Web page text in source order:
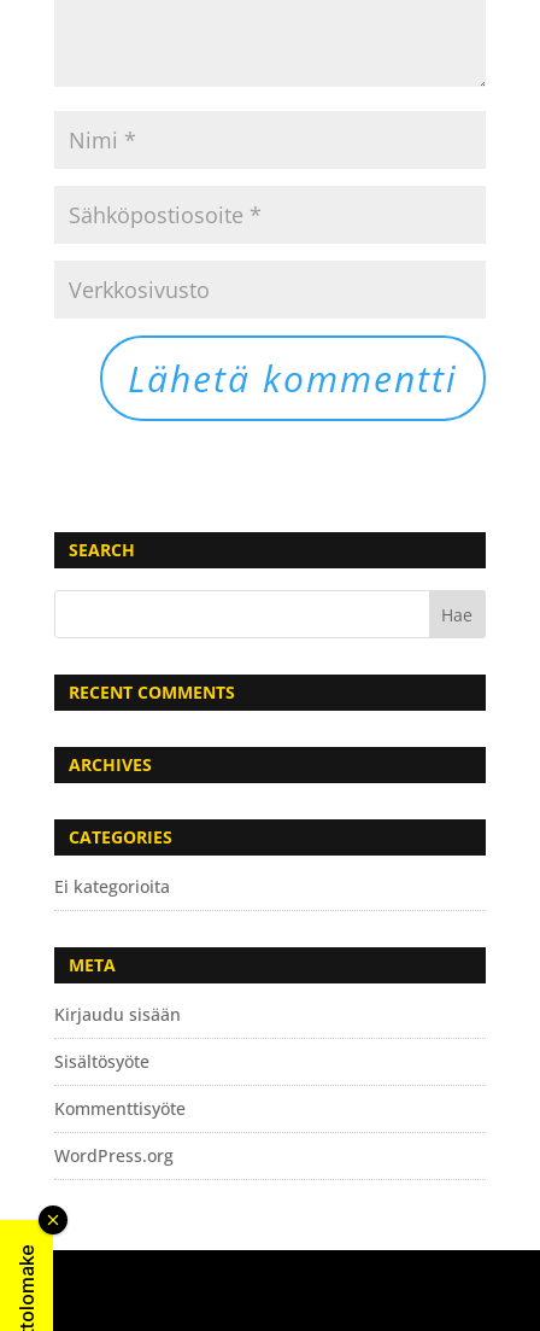
SEARCH
RECENT COMMENTS
ARCHIVES
CATEGORIES
Ei kategorioita
META
Kirjaudu sisään
Sisältösyöte
Kommenttisyöte
WordPress.org